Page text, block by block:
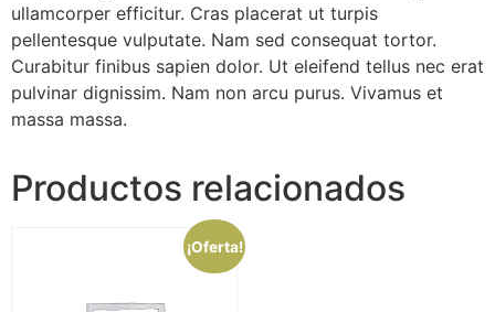
ullamcorper efficitur. Cras placerat ut turpis
pellentesque vulputate. Nam sed consequat tortor.
Curabitur finibus sapien dolor. Ut eleifend tellus nec erat
pulvinar dignissim. Nam non arcu purus. Vivamus et
massa massa.
Productos relacionados
¡Oferta!